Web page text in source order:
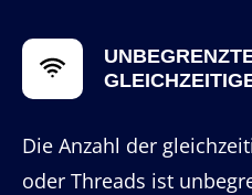
Die Anzahl der
oder Threads ist